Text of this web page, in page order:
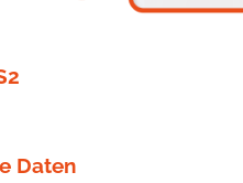
Daten